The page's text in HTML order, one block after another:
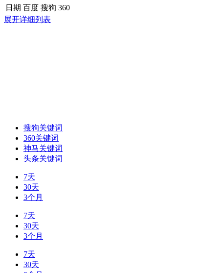
日期 百度 搜狗 360
展开详细列表
搜狗关键词
360关键词
神马关键词
头条关键词
7天
30天
3个月
7天
30天
3个月
7天
30天